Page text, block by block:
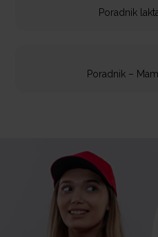
Poradnik
Poradnik –